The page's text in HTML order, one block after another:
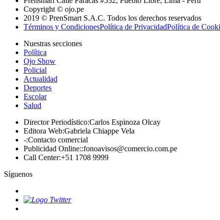
Copyright © ojo.pe
2019 © PrenSmart S.A.C. Todos los derechos reservados
Términos y CondicionesPolítica de PrivacidadPolítica de
Nuestras secciones
Política
Ojo Show
Policial
Actualidad
Deportes
Escolar
Salud
Director Periodístico:Carlos Espinoza Olcay
Editora Web:Gabriela Chiappe Vela
-:Contacto comercial
Publicidad Online::fonoavisos@comercio.com.pe
Call Center:+51 1708 9999
Síguenos